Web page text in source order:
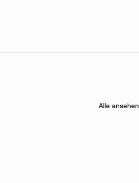
Alle ansehen